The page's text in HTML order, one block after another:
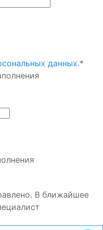
данных.*
В ближайшее